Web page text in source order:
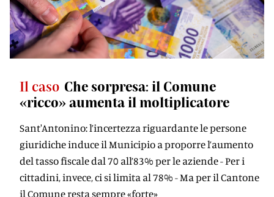
Il caso Che sorpresa: il Comune
«ricco» aumenta il moltiplicatore
Sant'Antonino: l’incertezza riguardante le persone
giuridiche induce il Municipio a proporre l’aumento
del tasso fiscale dal 70 all’83% per le aziende - Per i
cittadini, invece, ci si limita al 78% - Ma per il Cantone
il Comune resta sempre «forte»